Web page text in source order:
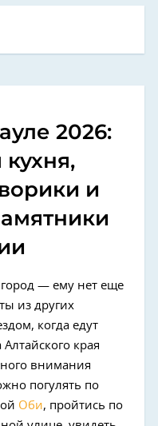
2026:
и
— ему нет еще
из других
когда едут
края
внимания
погулять по
Оби, пройтись по